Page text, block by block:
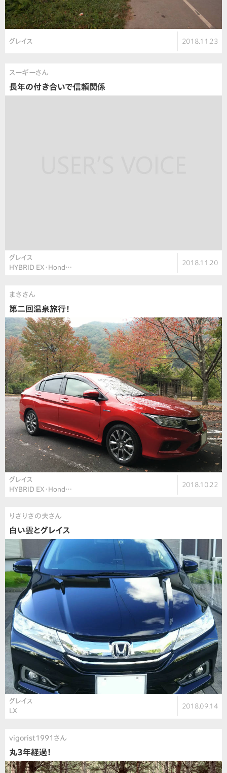
グレイス 2018.11.23
スーギーさん
長年の付き合いで信頼関係
グレイス
HYBRID EX・Hond…
2018.11.20
まささん
第二回温泉旅行！
グレイス
HYBRID EX・Hond…
2018.10.22
りさりさの夫さん
白い雲とグレイス
グレイス
LX
2018.09.14
vigorist1991さん
丸3年経過！